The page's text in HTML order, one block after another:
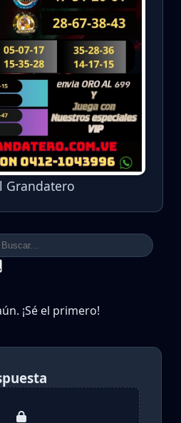
Grandatero
¡Sé el primero!